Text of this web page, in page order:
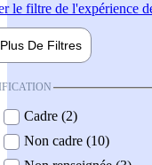
le filtre de l'expérience
Plus De Filtres
Cadre (2)
Non cadre (10)